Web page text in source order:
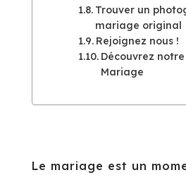
Trouver un
mariage original
Rejoignez nous !
Découvrez
Mariage
Le mariage est un